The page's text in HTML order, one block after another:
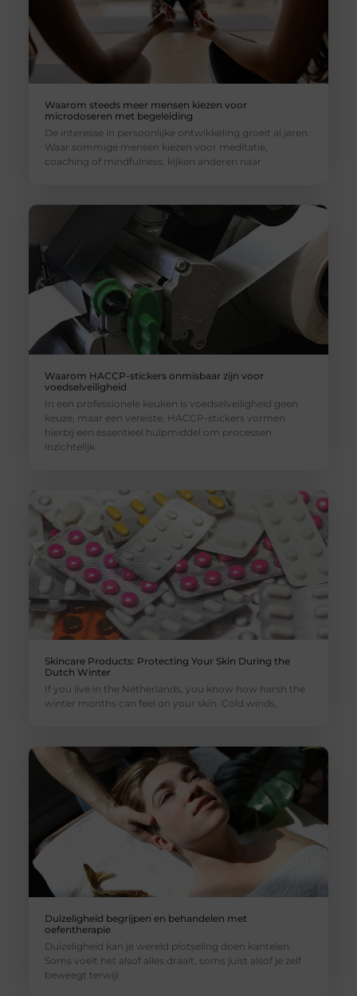
Waarom steeds meer mensen kiezen voor
microdoseren met begeleiding
De interesse in persoonlijke ontwikkeling groeit al jaren.
Waar sommige mensen kiezen voor meditatie,
coaching of mindfulness, kijken anderen naar
Waarom HACCP-stickers onmisbaar zijn voor
voedselveiligheid
In een professionele keuken is voedselveiligheid geen
keuze, maar een vereiste. HACCP-stickers vormen
hierbij een essentieel hulpmiddel om processen
inzichtelijk
Skincare Products: Protecting Your Skin During the
Dutch Winter
If you live in the Netherlands, you know how harsh the
winter months can feel on your skin. Cold winds,
Duizeligheid begrijpen en behandelen met
oefentherapie
Duizeligheid kan je wereld plotseling doen kantelen.
Soms voelt het alsof alles draait, soms juist alsof je zelf
beweegt terwijl